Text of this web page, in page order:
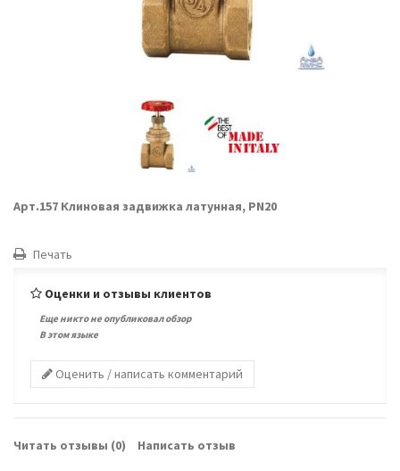
Арт.157 Клиновая задвижка латунная, PN20
Печать
Оценки и отзывы клиентов
Еще никто не опубликовал обзор
В этом языке
Оценить / написать комментарий
Читать отзывы (0) Написать отзыв